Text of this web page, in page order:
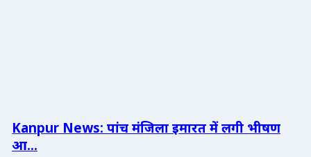
Kanpur News: पांच मंजिला इमारत में लगी भीषण
आ...